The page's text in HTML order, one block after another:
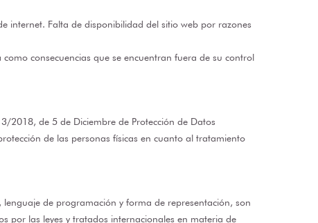
internet. Falta de disponibilidad del sitio web por razones
consecuencias que se encuentran fuera de su control
2018, de 5 de Diciembre de Protección de Datos
de las personas físicas en cuanto al tratamiento
de programación y forma de representación, son
por las leyes y tratados internacionales en materia de